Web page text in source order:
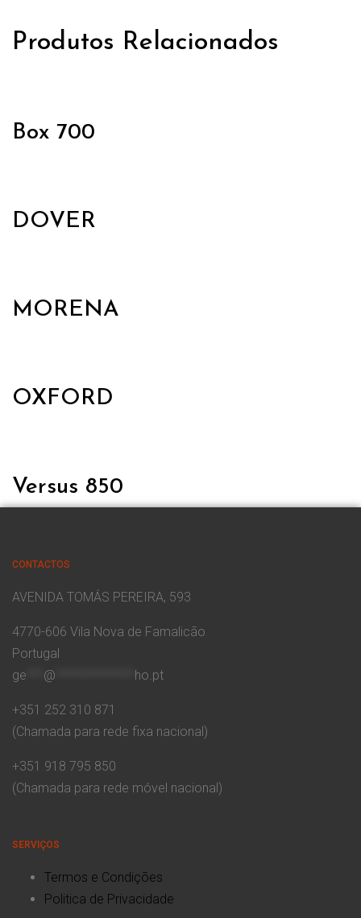
Produtos Relacionados
Box 700
DOVER
MORENA
OXFORD
Versus 850
CONTACTOS
AVENIDA TOMÁS PEREIRA, 593
4770-606 Vila Nova de Famalicão
Portugal
ge
@ ho.pt
+351 252 310 871
(Chamada para rede fixa nacional)
+351 918 795 850
(Chamada para rede móvel nacional)
SERVIÇOS
Termos e Condições
Politica de Privacidade